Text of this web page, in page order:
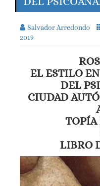
Salvador Arredondo
2019
EL ESTILO
DEL
CIUDAD
TOPÍA
LIBRO